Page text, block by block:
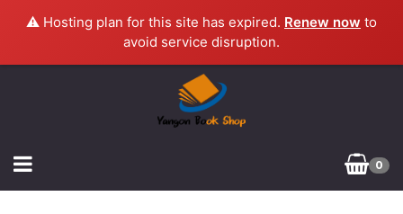
⚠️ Hosting plan for this site has expired. Renew now to
avoid service disruption.
0